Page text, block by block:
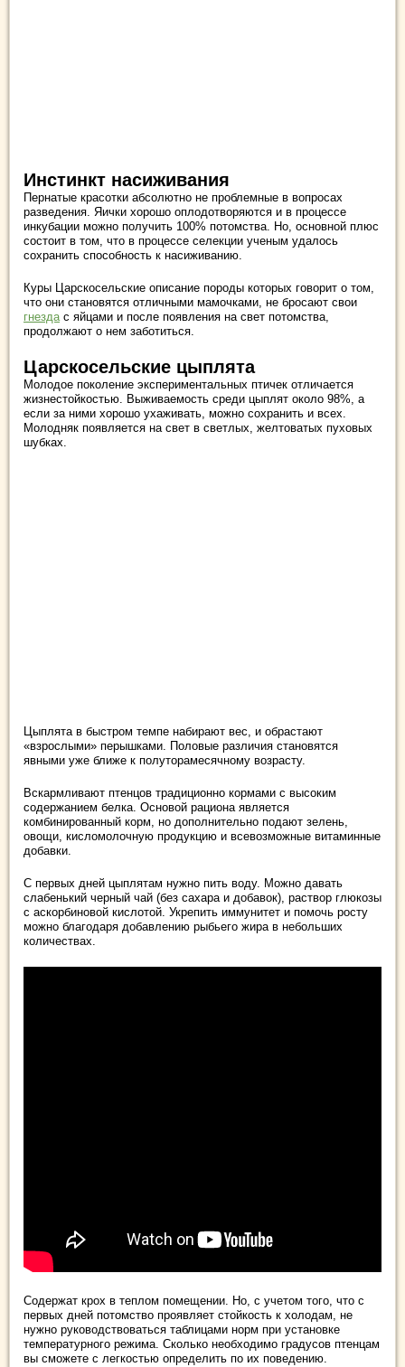
Инстинкт насиживания
Пернатые красотки абсолютно не проблемные в вопросах
разведения. Яички хорошо оплодотворяются и в процессе
инкубации можно получить 100% потомства. Но, основной плюс
состоит в том, что в процессе селекции ученым удалось
сохранить способность к насиживанию.
Куры Царскосельские описание породы которых говорит о том,
что они становятся отличными мамочками, не бросают свои
гнездас яйцами и после появления на свет потомства,
продолжают о нем заботиться.
Царскосельские цыплята
Молодое поколение экспериментальных птичек отличается
жизнестойкостью. Выживаемость среди цыплят около 98%, а
если за ними хорошо ухаживать, можно сохранить и всех.
Молодняк появляется на свет в светлых, желтоватых пуховых
шубках.
Цыплята в быстром темпе набирают вес, и обрастают
«взрослыми» перышками. Половые различия становятся
явными уже ближе к полуторамесячному возрасту.
Вскармливают птенцов традиционно кормами с высоким
содержанием белка. Основой рациона является
комбинированный корм, но дополнительно подают зелень,
овощи, кисломолочную продукцию и всевозможные витаминные
добавки.
С первых дней цыплятам нужно пить воду. Можно давать
слабенький черный чай (без сахара и добавок), раствор глюкозы
с аскорбиновой кислотой. Укрепить иммунитет и помочь росту
можно благодаря добавлению рыбьего жира в небольших
количествах.
Содержат крох в теплом помещении. Но, с учетом того, что с
первых дней потомство проявляет стойкость к холодам, не
нужно руководствоваться таблицами норм при установке
температурного режима. Сколько необходимо градусов птенцам
вы сможете с легкостью определить по их поведению.